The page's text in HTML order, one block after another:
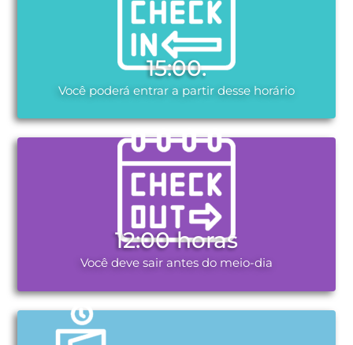
15:00.
Você poderá entrar a partir desse horário
12:00 horas
Você deve sair antes do meio-dia